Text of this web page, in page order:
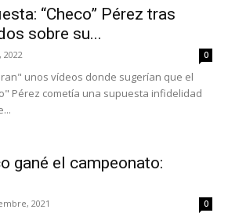
“Checo” Pérez tras
sobre su...
2022 0
unos vídeos donde sugerían que el
Pérez cometía una supuesta infidelidad
gané el campeonato:
2021 0